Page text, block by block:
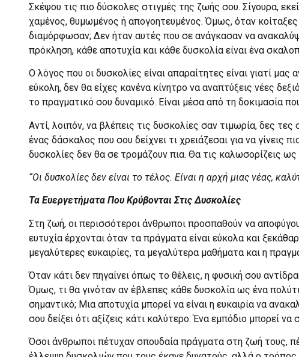
Σκέψου τις πιο δύσκολες στιγμές της ζωής σου. Σίγουρα,
χαμένος, θυμωμένος ή απογοητευμένος. Όμως, όταν
διαμόρφωσαν; Δεν ήταν αυτές που σε ανάγκασαν να
πρόκληση, κάθε αποτυχία και κάθε δυσκολία είναι ένα
Ο λόγος που οι δυσκολίες είναι απαραίτητες είναι γιατί
εύκολη, δεν θα είχες κανένα κίνητρο να αναπτύξεις νέες
το πραγματικό σου δυναμικό. Είναι μέσα από τη δοκιμασία
Αντί, λοιπόν, να βλέπεις τις δυσκολίες σαν τιμωρία, δες τες
ένας δάσκαλος που σου δείχνει τι χρειάζεσαι για να γίνεις
δυσκολίες δεν θα σε τρομάζουν πια. Θα τις καλωσορίζεις ως
“Οι δυσκολίες δεν είναι το τέλος. Είναι η αρχή μιας νέας,
Τα Ευεργετήματα Που Κρύβονται Στις Δυσκολίες
Στη ζωή, οι περισσότεροι άνθρωποι προσπαθούν να
ευτυχία έρχονται όταν τα πράγματα είναι εύκολα και
μεγαλύτερες ευκαιρίες, τα μεγαλύτερα μαθήματα και η
Όταν κάτι δεν πηγαίνει όπως το θέλεις, η φυσική σου
Όμως, τι θα γινόταν αν έβλεπες κάθε δυσκολία ως ένα
σημαντικό; Μια αποτυχία μπορεί να είναι η ευκαιρία να
σου δείξει ότι αξίζεις κάτι καλύτερο. Ένα εμπόδιο μπορεί να
Όσοι άνθρωποι πέτυχαν σπουδαία πράγματα στη ζωή τους,